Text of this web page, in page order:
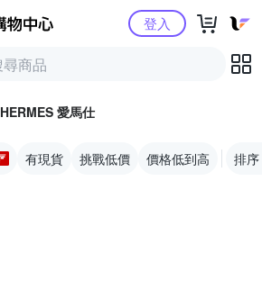
Yahoo購物中心登入
HERMES 愛馬仕
有現貨 挑戰低價 價格低到高 排序